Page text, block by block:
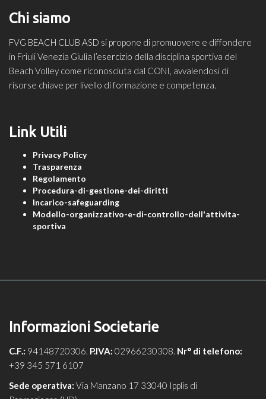
Chi siamo
FVG BEACH CLUB ASD si propone di promuovere e diffondere
in Friuli Venezia Giulia l’esercizio della disciplina sportiva del
Beach Volley come riconosciuta dal CONI, avvalendosi di
risorse chiave per livello di formazione e competenza.
Link Utili
Privacy Policy
Trasparenza
Regolamento
Procedura-di-gestione-dei-diritti
Incarico-safeguarding
Modello-organizzativo-e-di-controllo-dell'attivita-
sportiva
Informazioni Societarie
C.F.: 94148720306. P.IVA: 02966230308. Nr° di telefono:
+39 345 571 6107
Sede operativa: Via Manzano 17 33040 Ipplis di